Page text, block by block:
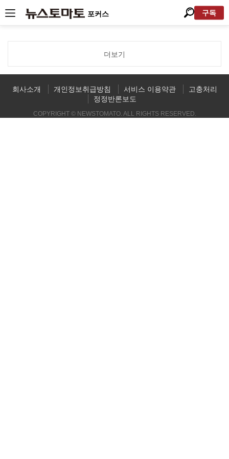
포커스 구독
더보기
회사소개 개인정보취급방침 서비스 이용약관
고충처리
정정반론보도
COPYRIGHT © NEWSTOMATO. ALL RIGHTS RESERVED.